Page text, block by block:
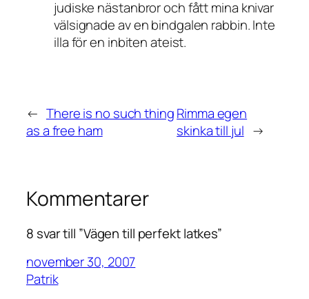
judiske nästanbror och fått mina knivar
välsignade av en bindgalen rabbin. Inte
illa för en inbiten ateist.
← There is no such thing
as a free ham
Rimma egen
skinka till jul →
Kommentarer
8 svar till ”Vägen till perfekt latkes”
november 30, 2007
Patrik